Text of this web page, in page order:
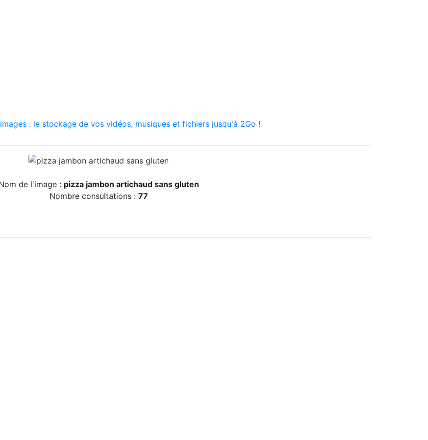
: le stockage de vos vidéos, musiques et fichiers jusqu'à 2Go !
de l'image : pizza jambon artichaud sans gluten
Nombre consultations : 77